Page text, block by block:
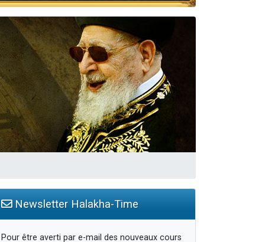
Newsletter Halakha-Time
Pour être averti par e-mail des nouveaux cours